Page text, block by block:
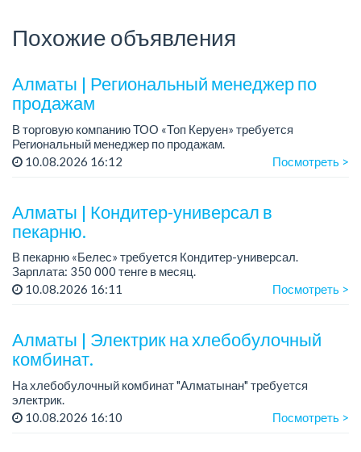
Похожие объявления
Алматы | Региональный менеджер по
продажам
В торговую компанию ТОО «Топ Керуен» требуется
Региональный менеджер по продажам.
График работы: 5/2, сменный, с 09.00 до 18.00.
10.08.2026 16:12 Посмотреть >
Алматы | Кондитер-универсал в
пекарню.
В пекарню «Белес» требуется Кондитер-универсал.
Зарплата: 350 000 тенге в месяц.
График работы: 4/2, с 08.00 до 20.00.
10.08.2026 16:11 Посмотреть >
Алматы | Электрик на хлебобулочный
комбинат.
На хлебобулочный комбинат "Алматынан" требуется
электрик.
Зарплата: от 250 000 тенге на руки + бесплатный обед.
10.08.2026 16:10 Посмотреть >